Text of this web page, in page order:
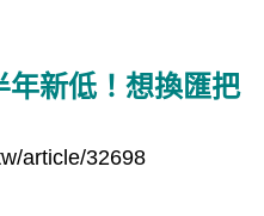
年新低！想換匯把
article/32698